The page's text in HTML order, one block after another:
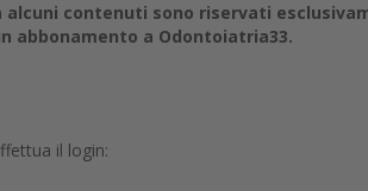
contenuti sono riservati
abbonamento a Odontoiatria33.
il login: